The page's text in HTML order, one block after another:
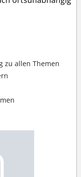
zu allen Themen